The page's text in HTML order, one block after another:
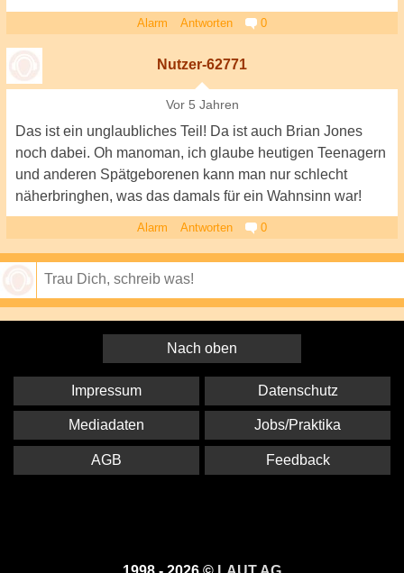
Alarm Antworten 0
Nutzer-62771
Vor 5 Jahren
Das ist ein unglaubliches Teil! Da ist auch Brian Jones
noch dabei. Oh manoman, ich glaube heutigen Teenagern
und anderen Spätgeborenen kann man nur schlecht
näherbringhen, was das damals für ein Wahnsinn war!
Alarm Antworten 0
Nach oben
Impressum Datenschutz
Mediadaten Jobs/Praktika
AGB Feedback